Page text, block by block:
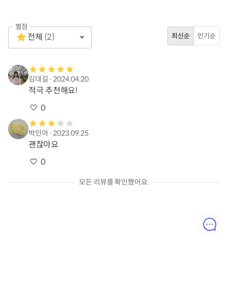
별점
1 Star
Empty
전체 (2) 최신순 인기순
김대길 ∙2024.04.20
적극 추천해요!
0
박인아∙2023.09.25
괜찮아요
0
모든 리뷰를 확인했어요.